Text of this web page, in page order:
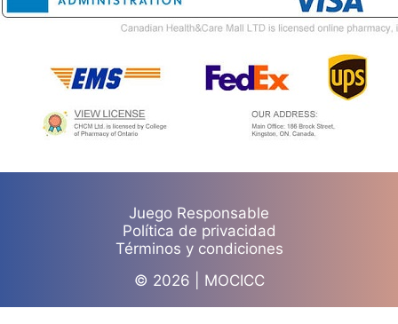
Juego Responsable
Política de privacidad
Términos y condiciones
© 2026 | MOCICC